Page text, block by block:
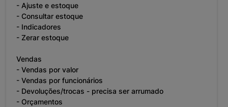
- Ajuste e estoque
- Consultar estoque
- Indicadores
- Zerar estoque
Vendas
- Vendas por valor
- Vendas por funcionários
- Devoluções/trocas - precisa ser arrumado
- Orçamentos